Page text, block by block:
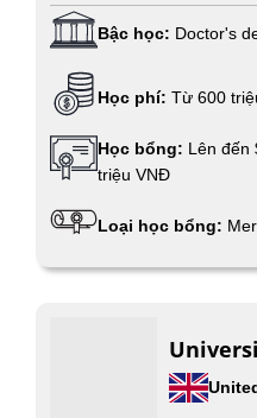
Bậc học: Doctor's
Học phí: Từ 600
Học bổng: Lên đến
triệu VNĐ
Loại học bổng: